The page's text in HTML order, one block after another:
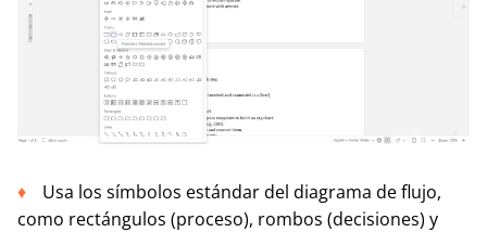
Usa los símbolos estándar del diagrama de flujo,
como rectángulos (proceso), rombos (decisiones) y